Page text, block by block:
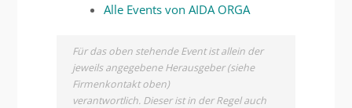
Alle Events von AIDA ORGA
Für das oben stehende Event ist allein der
jeweils angegebene Herausgeber (siehe
Firmenkontakt oben)
verantwortlich. Dieser ist in der Regel auch